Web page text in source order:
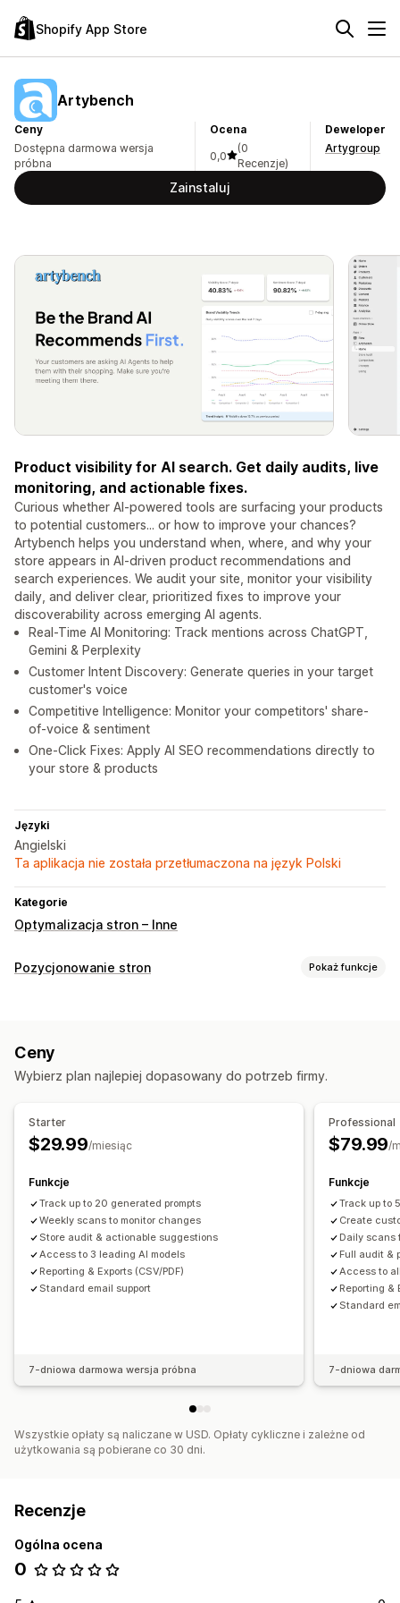
Shopify App Store
Artybench
Ceny
Dostępna darmowa wersja
próbna
Ocena
0,0
(0
Recenzje)
Deweloper
Artygroup
Zainstaluj
Product visibility for AI search. Get daily audits, live
monitoring, and actionable fixes.
Curious whether AI-powered tools are surfacing your products
to potential customers... or how to improve your chances?
Artybench helps you understand when, where, and why your
store appears in AI-driven product recommendations and
search experiences. We audit your site, monitor your visibility
daily, and deliver clear, prioritized fixes to improve your
discoverability across emerging AI agents.
Real-Time AI Monitoring: Track mentions across ChatGPT,
Gemini & Perplexity
Customer Intent Discovery: Generate queries in your target
customer's voice
Competitive Intelligence: Monitor your competitors' share-
of-voice & sentiment
One-Click Fixes: Apply AI SEO recommendations directly to
your store & products
Języki
Angielski
Ta aplikacja nie została przetłumaczona na język Polski
Kategorie
Optymalizacja stron – Inne
Pozycjonowanie stron Pokaż funkcje
Optymalizacja obrazów
Optymalizacja metadanych
Wynik SEO
Analizy zawartości
Ceny
Wybierz plan najlepiej dopasowany do potrzeb firmy.
Starter
$29.99/miesiąc
Funkcje
Track up to 20 generated prompts
Weekly scans to monitor changes
Store audit & actionable suggestions
Access to 3 leading AI models
Reporting & Exports (CSV/PDF)
Standard email support
7-dniowa darmowa wersja próbna
Professional
$79.99/
Funkcje
Track up to
Create
Daily scans
Full audit &
Access to
Reporting &
Standard
7-dniowa
Wszystkie opłaty są naliczane w USD. Opłaty cykliczne i zależne od
użytkowania są pobierane co 30 dni.
Recenzje
Ogólna ocena
0